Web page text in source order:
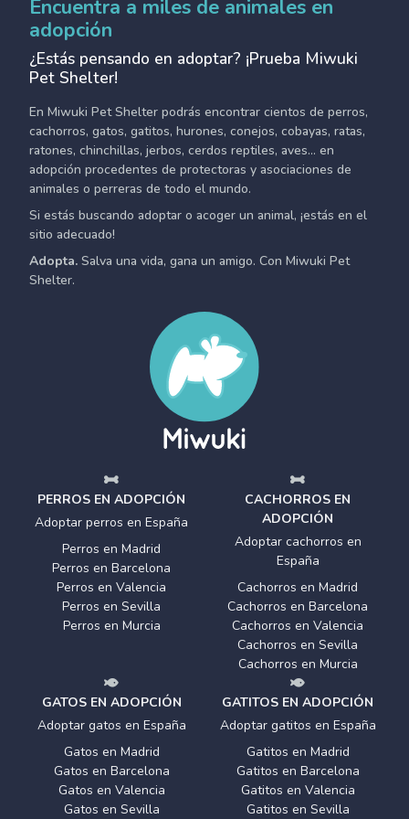
Encuentra a miles de animales en
adopción
¿Estás pensando en adoptar? ¡Prueba Miwuki
Pet Shelter!
En Miwuki Pet Shelter podrás encontrar cientos de perros,
cachorros, gatos, gatitos, hurones, conejos, cobayas, ratas,
ratones, chinchillas, jerbos, cerdos reptiles, aves... en
adopción procedentes de protectoras y asociaciones de
animales o perreras de todo el mundo.
Si estás buscando adoptar o acoger un animal, ¡estás en el
sitio adecuado!
Adopta. Salva una vida, gana un amigo. Con Miwuki Pet
Shelter.
PERROS EN ADOPCIÓN
Adoptar perros en España
Perros en Madrid
Perros en Barcelona
Perros en Valencia
Perros en Sevilla
Perros en Murcia
CACHORROS EN
ADOPCIÓN
Adoptar cachorros en
España
Cachorros en Madrid
Cachorros en Barcelona
Cachorros en Valencia
Cachorros en Sevilla
Cachorros en Murcia
GATOS EN ADOPCIÓN
Adoptar gatos en España
Gatos en Madrid
Gatos en Barcelona
Gatos en Valencia
Gatos en Sevilla
GATITOS EN ADOPCIÓN
Adoptar gatitos en España
Gatitos en Madrid
Gatitos en Barcelona
Gatitos en Valencia
Gatitos en Sevilla